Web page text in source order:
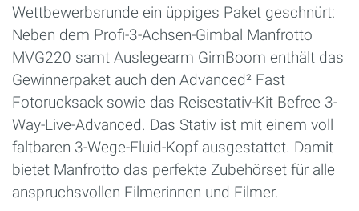
Wettbewerbsrunde ein üppiges Paket geschnürt:
Neben dem Profi-3-Achsen-Gimbal Manfrotto
MVG220 samt Auslegearm GimBoom enthält das
Gewinnerpaket auch den Advanced² Fast
Fotorucksack sowie das Reisestativ-Kit Befree 3-
Way-Live-Advanced. Das Stativ ist mit einem voll
faltbaren 3-Wege-Fluid-Kopf ausgestattet. Damit
bietet Manfrotto das perfekte Zubehörset für alle
anspruchsvollen Filmerinnen und Filmer.